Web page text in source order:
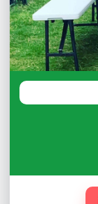
27,92%
Rabatt